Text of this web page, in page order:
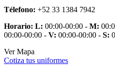
Télefono: +52 33 1384 7942
Horario: L: 00:00-00:00 - M:
00:00-00:00 - V: 00:00-00:00 - S:
Ver Mapa
Cotiza tus uniformes